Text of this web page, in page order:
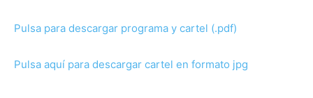
Pulsa para descargar programa y cartel (.pdf)
Pulsa aquí para descargar cartel en formato jpg